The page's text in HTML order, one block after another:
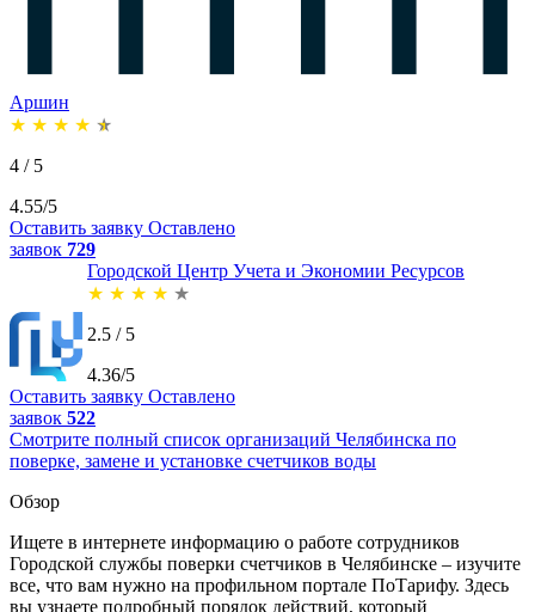
Аршин
★ ★ ★ ★ ★
4 / 5
4.55/5
Оставить заявку Оставлено
заявок 729
Городской Центр Учета и Экономии Ресурсов
★ ★ ★ ★ ★
2.5 / 5
4.36/5
Оставить заявку Оставлено
заявок 522
Смотрите полный список организаций Челябинска по
поверке, замене и установке счетчиков воды
Обзор
Ищете в интернете информацию о работе сотрудников
Городской службы поверки счетчиков в Челябинске – изучите
все, что вам нужно на профильном портале ПоТарифу. Здесь
вы узнаете подробный порядок действий, который